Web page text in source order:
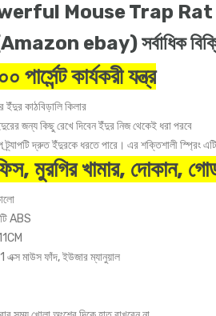
Mouse Trap Rat
ebay) সর্বাধিক বিক্রি
পার্সেন্ট কার্যকরী যন্ত্র
ইঁদুর কাঠবিড়ালি কিলার
জন্য কিছু রেখে দিবেন ইঁদুর নিজ থেকেই ধরা পরবে
ট্র্যাপটি দ্রুত ইঁদুরকে ধরতে পারে। এর শক্তিশালী স্প্রিং
মুরগির খামার, দোকান,
ABS
মাউস ফাঁদ, ইউজার ম্যানুয়াল